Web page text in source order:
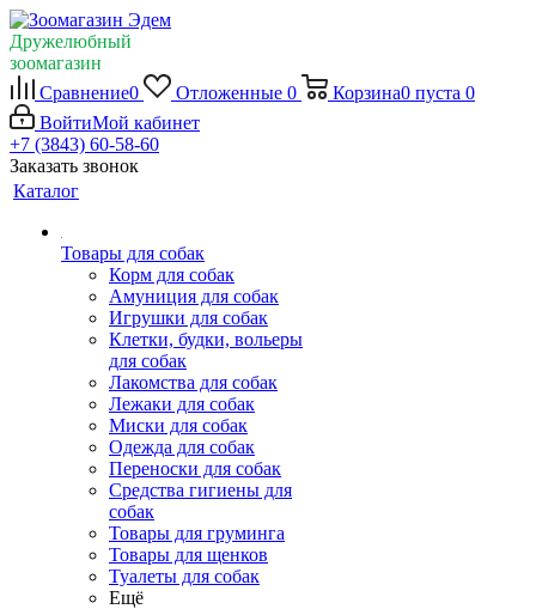
Дружелюбный
зоомагазин
Сравнение0 Отложенные 0 Корзина0 пуста 0
ВойтиМой кабинет
+7 (3843) 60-58-60
Заказать звонок
Каталог
Товары для собак
Корм для собак
Амуниция для собак
Игрушки для собак
Клетки, будки, вольеры
для собак
Лакомства для собак
Лежаки для собак
Миски для собак
Одежда для собак
Переноски для собак
Средства гигиены для
собак
Товары для груминга
Товары для щенков
Туалеты для собак
Ещё